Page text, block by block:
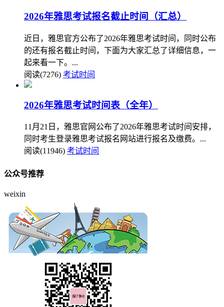
2026年雅思考试报名截止时间（汇总）
近日，雅思官方公布了2026年雅思考试时间，同时公布
的还有报名截止时间，下面为大家汇总了详细信息，一
起来看一下。...
阅读(7276) 考试时间
2026年雅思考试时间表（全年）
11月21日，雅思官网公布了2026年雅思考试时间安排，
同时考生登录雅思考试报名网站进行报名及缴费。...
阅读(11946) 考试时间
公众号推荐
weixin